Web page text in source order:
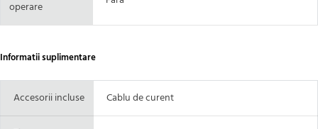
operare
Informatii suplimentare
Accesorii incluse Cablu de curent